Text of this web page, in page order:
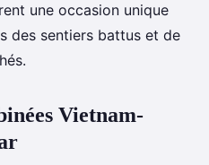
une occasion unique
des sentiers battus et de
Vietnam-